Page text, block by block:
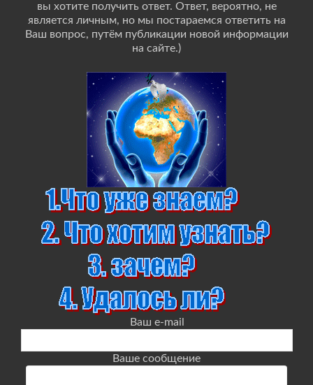
вы хотите получить ответ. Ответ, вероятно, не
является личным, но мы постараемся ответить на
Ваш вопрос, путём публикации новой информации
на сайте.)
Ваш e-mail
Ваше сообщение